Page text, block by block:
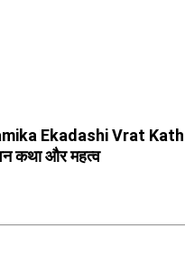
Ekadashi Vrat
कथा और महत्व